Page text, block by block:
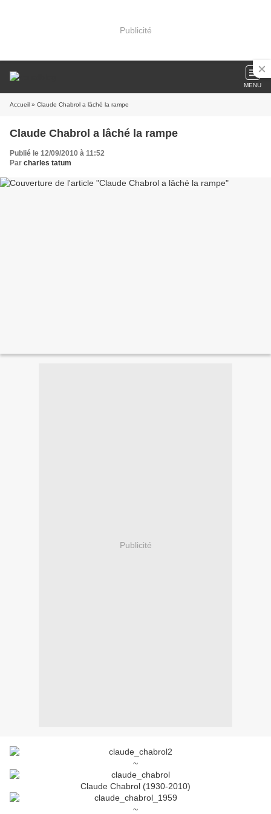
Publicité
MENU
Accueil » Claude Chabrol a lâché la rampe
Claude Chabrol a lâché la rampe
Publié le 12/09/2010 à 11:52
Par charles tatum
Publicité
~
Claude Chabrol (1930-2010)
~